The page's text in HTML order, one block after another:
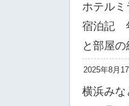
ホテル
宿泊記
と部屋
2025年8月17
横浜みな